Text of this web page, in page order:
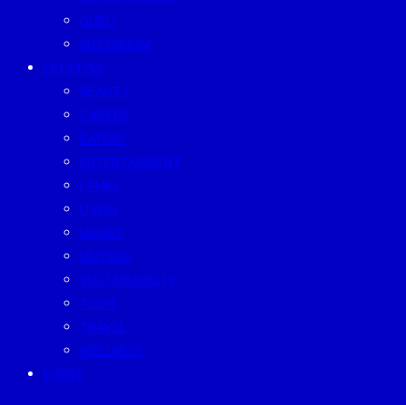
GURU
SUSTAINISM
LIFESTYLE
BEAUTY
CAREER
EATERY
ENTERTAINMENT
FAMILY
LIVING
MONEY
MUTELU
SUSTAINABILITY
TECH
TRAVEL
WELLNESS
EVENT